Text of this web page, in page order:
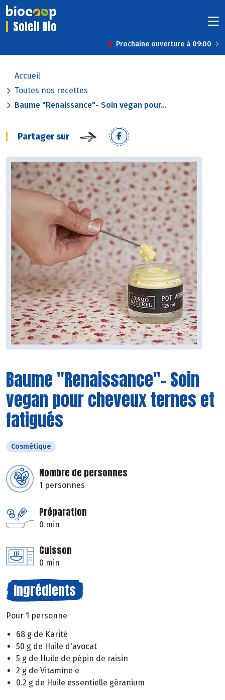
Soleil Bio
Prochaine ouverture à 09:00
Accueil
Toutes nos recettes
Baume "Renaissance"- Soin vegan pour...
Partager sur
Baume "Renaissance"- Soin
vegan pour cheveux ternes et
fatigués
Cosmétique
Nombre de personnes
1 personnes
Préparation
0 min
Cuisson
0 min
Ingrédients
Pour 1 personne
68 g de Karité
50 g de Huile d'avocat
5 g de Huile de pépin de raisin
2 g de Vitamine e
0.2 g de Huile essentielle géranium